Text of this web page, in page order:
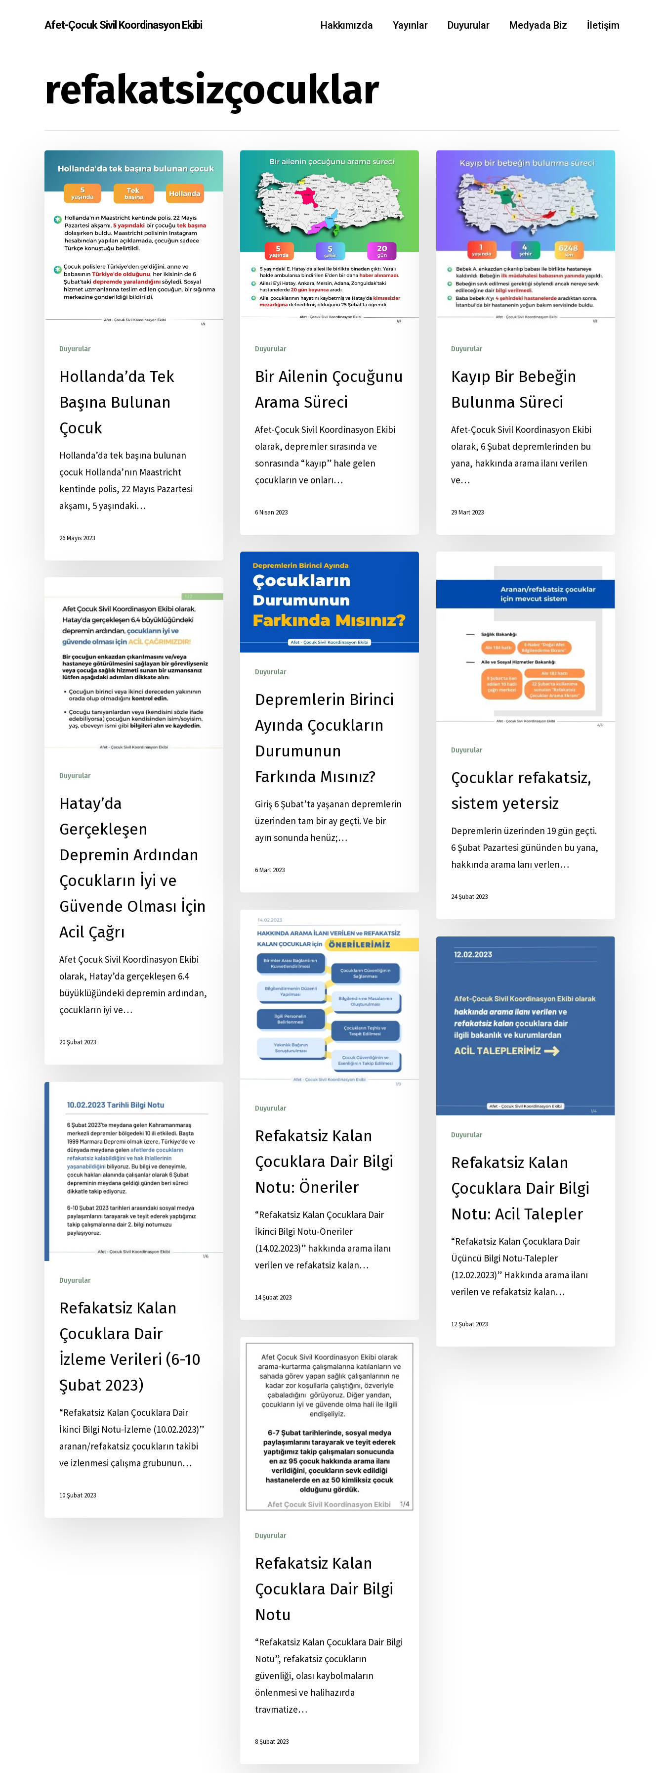
Afet-Çocuk Sivil Koordinasyon Ekibi Hakkımızda Yayınlar Duyurular Medyada Biz İletişim
refakatsizçocuklar
Duyurular
Hollanda’da Tek
Başına Bulunan
Çocuk
Hollanda’da tek başına bulunan
çocuk Hollanda’nın Maastricht
kentinde polis, 22 Mayıs Pazartesi
akşamı, 5 yaşındaki…
26 Mayıs 2023
Duyurular
Bir Ailenin Çocuğunu
Arama Süreci
Afet-Çocuk Sivil Koordinasyon Ekibi
olarak, depremler sırasında ve
sonrasında “kayıp” hale gelen
çocukların ve onları…
6 Nisan 2023
Duyurular
Kayıp Bir Bebeğin
Bulunma Süreci
Afet-Çocuk Sivil Koordinasyon Ekibi
olarak, 6 Şubat depremlerinden bu
yana, hakkında arama ilanı verilen
ve…
29 Mart 2023
Duyurular
Depremlerin Birinci
Ayında Çocukların
Durumunun
Farkında Mısınız?
Giriş 6 Şubat’ta yaşanan depremlerin
üzerinden tam bir ay geçti. Ve bir
ayın sonunda henüz;…
6 Mart 2023
Duyurular
Çocuklar refakatsiz,
sistem yetersiz
Depremlerin üzerinden 19 gün geçti.
6 Şubat Pazartesi gününden bu yana,
hakkında arama lanı verlen…
24 Şubat 2023
Duyurular
Hatay’da
Gerçekleşen
Depremin Ardından
Çocukların İyi ve
Güvende Olması İçin
Acil Çağrı
Afet Çocuk Sivil Koordinasyon Ekibi
olarak, Hatay’da gerçekleşen 6.4
büyüklüğündeki depremin ardından,
çocukların iyi ve…
20 Şubat 2023
Duyurular
Refakatsiz Kalan
Çocuklara Dair Bilgi
Notu: Öneriler
“Refakatsiz Kalan Çocuklara Dair
İkinci Bilgi Notu-Öneriler
(14.02.2023)” hakkında arama ilanı
verilen ve refakatsiz kalan…
14 Şubat 2023
Duyurular
Refakatsiz Kalan
Çocuklara Dair Bilgi
Notu: Acil Talepler
“Refakatsiz Kalan Çocuklara Dair
Üçüncü Bilgi Notu-Talepler
(12.02.2023)” Hakkında arama ilanı
verilen ve refakatsiz kalan…
12 Şubat 2023
Duyurular
Refakatsiz Kalan
Çocuklara Dair
İzleme Verileri (6-10
Şubat 2023)
“Refakatsiz Kalan Çocuklara Dair
İkinci Bilgi Notu-İzleme (10.02.2023)”
aranan/refakatsiz çocukların takibi
ve izlenmesi çalışma grubunun…
10 Şubat 2023
Duyurular
Refakatsiz Kalan
Çocuklara Dair Bilgi
Notu
“Refakatsiz Kalan Çocuklara Dair Bilgi
Notu”, refakatsiz çocukların
güvenliği, olası kaybolmaların
önlenmesi ve halihazırda
travmatize…
8 Şubat 2023